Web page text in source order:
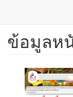
ข้าม
ข้อมูลห